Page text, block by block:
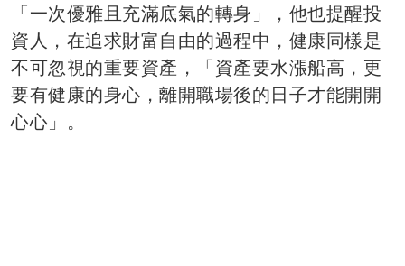
「一次優雅且充滿底氣的轉身」，他也提醒投
資人，在追求財富自由的過程中，健康同樣是
不可忽視的重要資產，「資產要水漲船高，更
要有健康的身心，離開職場後的日子才能開開
心心」。